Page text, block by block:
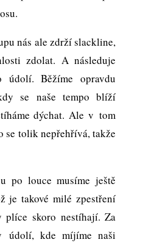
nás ale zdrží slackline,
zdolat. A následuje
Běžíme opravdu
se naše tempo blíží
dýchat. Ale v tom
se tolik nepřehřívá, takže
po louce musíme ještě
je takové milé zpestření
plíce skoro nestíhají. Za
kde míjíme naši